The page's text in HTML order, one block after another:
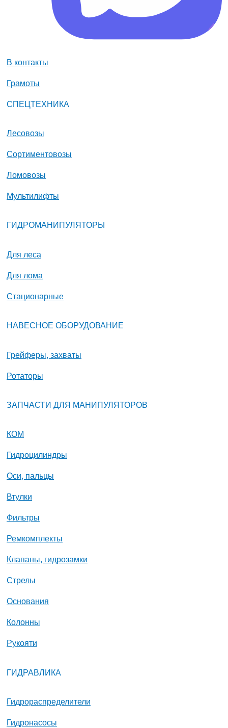
В контакты
Грамоты
СПЕЦТЕХНИКА
Лесовозы
Сортиментовозы
Ломовозы
Мультилифты
ГИДРОМАНИПУЛЯТОРЫ
Для леса
Для лома
Стационарные
НАВЕСНОЕ ОБОРУДОВАНИЕ
Грейферы, захваты
Ротаторы
ЗАПЧАСТИ ДЛЯ МАНИПУЛЯТОРОВ
КОМ
Гидроцилиндры
Оси, пальцы
Втулки
Фильтры
Ремкомплекты
Клапаны, гидрозамки
Стрелы
Основания
Колонны
Рукояти
ГИДРАВЛИКА
Гидрораспределители
Гидронасосы